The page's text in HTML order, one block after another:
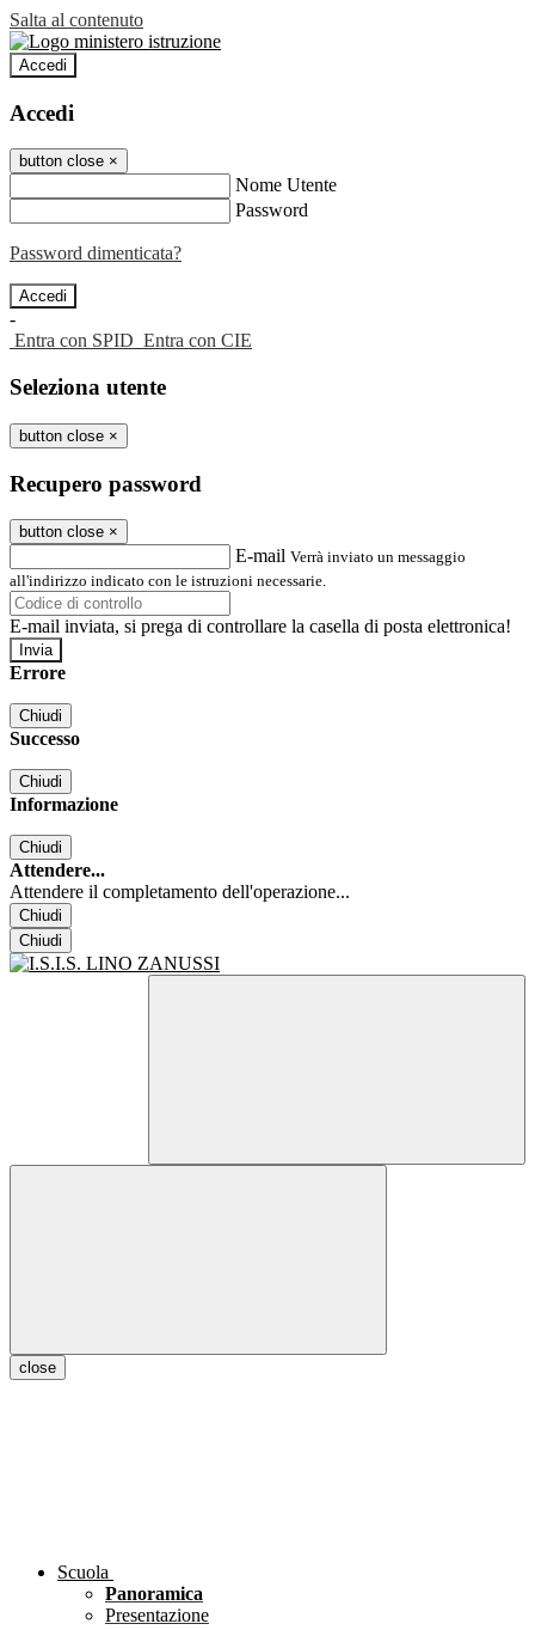
Salta al contenuto
Accedi
Accedi
button close ×
Nome Utente
Password
Password dimenticata?
-
Entra con SPID Entra con CIE
Seleziona utente
button close ×
Recupero password
button close ×
E-mail Verrà inviato un messaggio
all'indirizzo indicato con le istruzioni necessarie.
E-mail inviata, si prega di controllare la casella di posta elettronica!
Errore
Chiudi
Successo
Chiudi
Informazione
Chiudi
Attendere...
Attendere il completamento dell'operazione...
Chiudi
Chiudi
close
Scuola
Panoramica
Presentazione